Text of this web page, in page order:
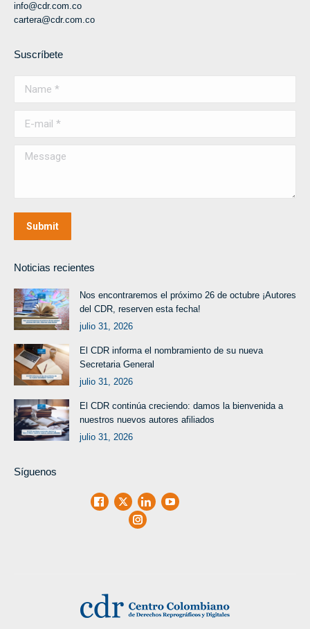
info@cdr.com.co
cartera@cdr.com.co
Suscríbete
Message
Submit
Noticias recientes
Nos encontraremos el próximo 26 de octubre ¡Autores
del CDR, reserven esta fecha!
julio 31, 2026
El CDR informa el nombramiento de su nueva
Secretaria General
julio 31, 2026
El CDR continúa creciendo: damos la bienvenida a
nuestros nuevos autores afiliados
julio 31, 2026
Síguenos
Facebook
X LinkedInYoutube
Instagram